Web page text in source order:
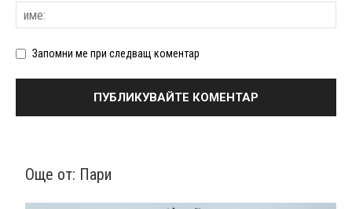
Запомни ме при следващ коментар
Още от: Пари